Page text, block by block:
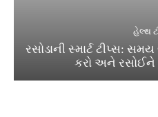
હેલ્થ
રસોડાની સ્માર્ટ ટીપ્સ:
કરો અને રસોઈને